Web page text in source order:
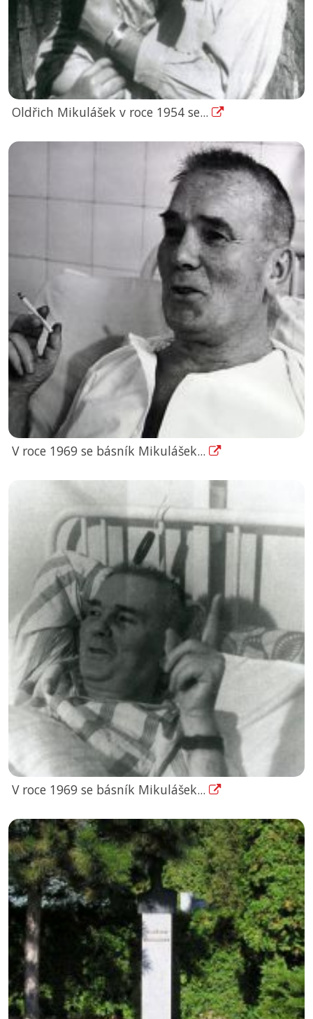
Oldřich Mikulášek v roce 1954 se...
V roce 1969 se básník Mikulášek...
V roce 1969 se básník Mikulášek...